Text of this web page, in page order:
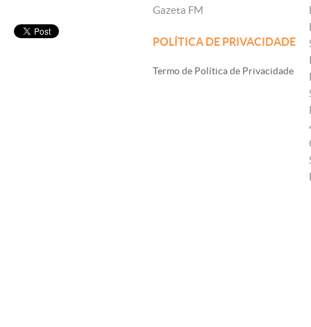
Gazeta FM
POLÍTICA DE PRIVACIDADE
Termo de Política de Privacidade